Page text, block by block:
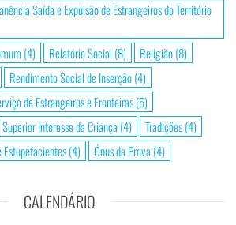
Saída e Expulsão de Estrangeiros do Território
(4) Relatório Social (8) Religião(8)
Rendimento Social de Inserção(4)
de Estrangeiros e Fronteiras(5)
Superior Interesse da Criança (4) Tradições(4)
Estupefacientes(4) Ónus da Prova (4)
CALENDÁRIO